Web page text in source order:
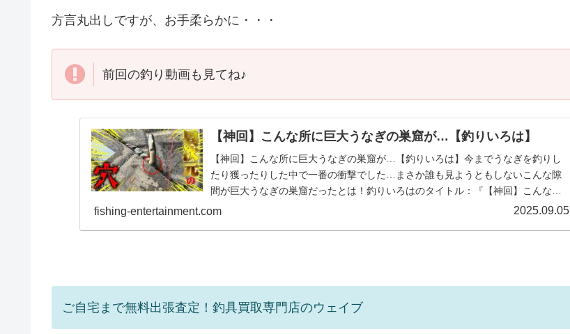
方言丸出しですが、お手柔らかに・・・
前回の釣り動画も見てね♪
【神回】こんな所に巨大うなぎの巣窟が…【釣りいろは】
【神回】こんな所に巨大うなぎの巣窟が…【釣りいろは】今までうなぎを釣りし
たり獲ったりした中で一番の衝撃でした…まさか誰も見ようともしないこんな隙
間が巨大うなぎの巣窟だったとは！釣りいろはのタイトル：『【神回】こんな所
に巨大うなぎの巣窟が…』...
fishing-entertainment.com 2025.09.05
ご自宅まで無料出張査定！釣具買取専門店のウェイブ